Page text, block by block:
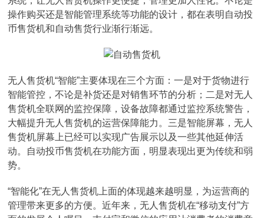
操作购买还是智能管理系统等功能的设计，都在表明自动投
币售货机和自动售货行业渐行渐远。
无人售货机“智能”主要体现在三个方面：一是对于货物进行
智能管控，不论是补货还是对销售环节的分析；二是对无人
售货机全联网的监控保障，设备故障都通过监控系统警告，
大幅提升无人售货机的运营保障能力。三是智能屏幕，无人
售货机屏幕上已经可以实现广告展示以及一些其他延伸活
动。自动投币售货机在功能方面，明显表现出更为传统和弱
势。
“智能化”在无人售货机上面的体现越来越明显，为运营商的
管理带来更多的方便。近年来，无人售货机在“移动支付”方